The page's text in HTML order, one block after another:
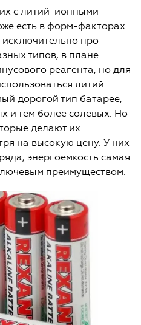
с литий-ионными
есть в форм-факторах
про
типов, в плане
реагента, но для
литий.
дорогой тип батарее,
и тем более солевых. Но
делают их
на высокую цену. У них
энергоемкость самая
преимуществом.